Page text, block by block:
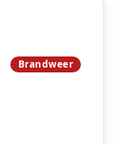
Brandweer